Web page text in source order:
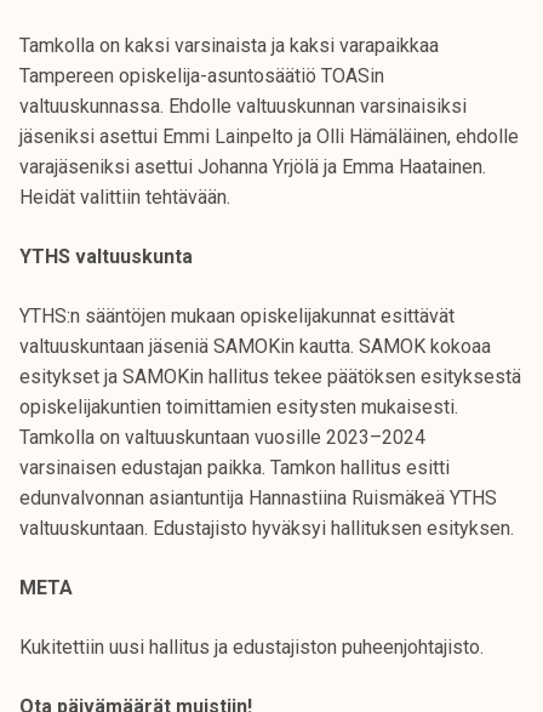
Tamkolla on kaksi varsinaista ja kaksi varapaikkaa
Tampereen opiskelija-asuntosäätiö TOASin
valtuuskunnassa. Ehdolle valtuuskunnan varsinaisiksi
jäseniksi asettui Emmi Lainpelto ja Olli Hämäläinen, ehdolle
varajäseniksi asettui Johanna Yrjölä ja Emma Haatainen.
Heidät valittiin tehtävään.
YTHS valtuuskunta
YTHS:n sääntöjen mukaan opiskelijakunnat esittävät
valtuuskuntaan jäseniä SAMOKin kautta. SAMOK kokoaa
esitykset ja SAMOKin hallitus tekee päätöksen esityksestä
opiskelijakuntien toimittamien esitysten mukaisesti.
Tamkolla on valtuuskuntaan vuosille 2023–2024
varsinaisen edustajan paikka. Tamkon hallitus esitti
edunvalvonnan asiantuntija Hannastiina Ruismäkeä YTHS
valtuuskuntaan. Edustajisto hyväksyi hallituksen esityksen.
META
Kukitettiin uusi hallitus ja edustajiston puheenjohtajisto.
Ota päivämäärät muistiin!